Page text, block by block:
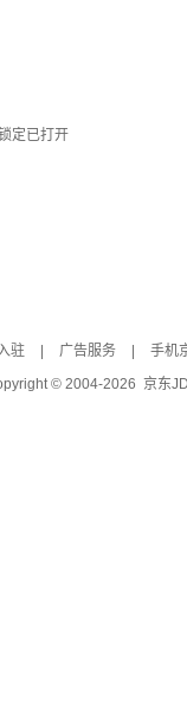
定已打开
驻 广告服务 手机
© 2004-2026 京东